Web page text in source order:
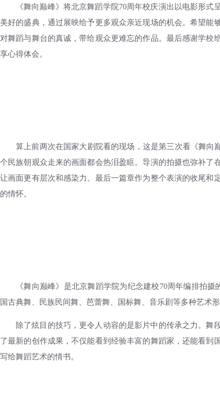
《舞向巅峰》将北京舞蹈学院70周年校庆演出以电影形
美好的盛典，通过展映给予更多观众亲近现场的机会。希望
对舞蹈与舞台的真诚，带给观众更难忘的作品。最后感谢学
享心得体会。
算上前两次在国家大剧院看的现场，这是第三次看《舞向
个民族朝观众走来的画面都会热泪盈眶。导演的拍摄也弥补
让画面更有层次和感染力。最后一篇章作为整个表演的收尾
的情怀。
《舞向巅峰》是北京舞蹈学院为纪念建校70周年编排拍
国古典舞、民族民间舞、芭蕾舞、国标舞、音乐剧等多种艺术
除了炫目的技巧，更令人动容的是影片中的传承之力。
了最新的创作成果，不仅能看到经验丰富的舞蹈家，还能看
写给舞蹈艺术的情书。